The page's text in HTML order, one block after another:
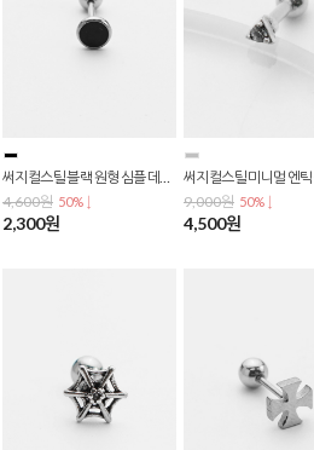
써지컬스틸 블랙 원형 심플 데일리 바벨 피어싱 P-0755
4,600원 50% ↓
2,300원
9,000원 50% ↓
4,500원